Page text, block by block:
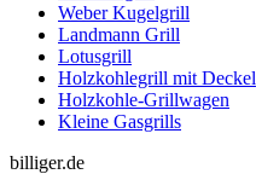
Weber Kugelgrill
Landmann Grill
Lotusgrill
Holzkohlegrill mit Deckel
Holzkohle-Grillwagen
Kleine Gasgrills
billiger.de